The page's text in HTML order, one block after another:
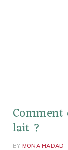
lait ?
BY MONA HADAD